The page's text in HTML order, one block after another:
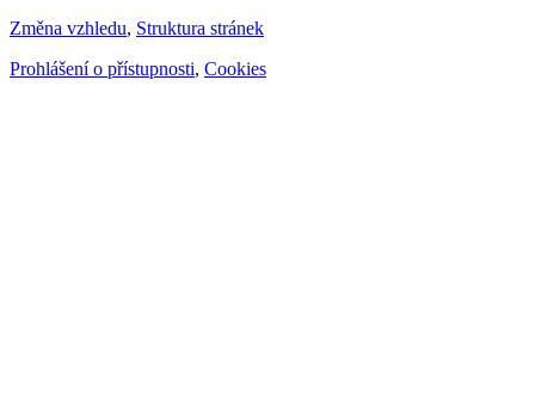
Změna vzhledu, Struktura stránek
Prohlášení o přístupnosti, Cookies